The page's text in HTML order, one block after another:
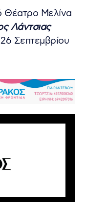
Θέατρο Μελίνα
Λάντσιας
Σεπτεμβρίου